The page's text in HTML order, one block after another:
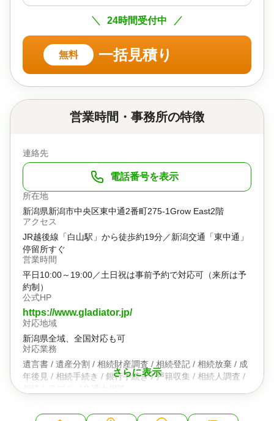
24時間受付中
無料 一括見積り
営業時間・事務所の特徴
さらに表示
連絡先
電話番号を表示
所在地
新潟県新潟市中央区東中通2番町275-1Grow East2階
アクセス
JR越後線「白山駅」から徒歩約19分／新潟交通「東中通」
停留所すぐ
営業時間
平日10:00～19:00／土日祝は事前予約で対応可（来所は予
約制）
公式HP
https://www.gladiator.jp/
対応地域
新潟県全域、全国対応も可
対応業務
遺言書 / 遺産分割 / 相続財産調査 / 相続登記 / 相続放棄 / 成
年後見 / 相続手続き / 銀行手続き / 戸籍収集 / 相続人調査 /
電話相談可 / 土日相談可 / 初回相談無料 / 18時以降相談可 /